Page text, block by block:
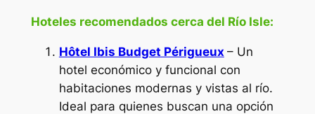
Hoteles recomendados cerca del Río Isle:
Hôtel Ibis Budget Périgueux – Un
hotel económico y funcional con
habitaciones modernas y vistas al río.
Ideal para quienes buscan una opción